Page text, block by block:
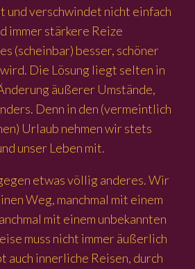
verschwindet nicht einfach
immer stärkere Reize
(scheinbar) besser, schöner
Die Lösung liegt selten in
äußerer Umstände,
Denn in den (vermeintlich
Urlaub nehmen wir stets
unser Leben mit.
etwas völlig anderes. Wir
Weg, manchmal mit einem
mit einem unbekannten
muss nicht immer äußerlich
auch innerliche Reisen, durch